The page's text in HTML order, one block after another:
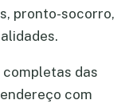
pronto-socorro,
das
com